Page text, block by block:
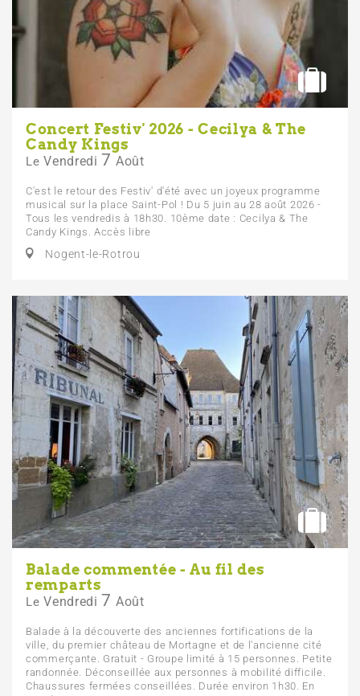
Concert Festiv' 2026 - Cecilya & The
Candy Kings
Le Vendredi 7 Août
C'est le retour des Festiv' d'été avec un joyeux programme
musical sur la place Saint-Pol ! Du 5 juin au 28 août 2026 -
Tous les vendredis à 18h30. 10ème date : Cecilya & The
Candy Kings. Accès libre
Nogent-le-Rotrou
Balade commentée - Au fil des
remparts
Le Vendredi 7 Août
Balade à la découverte des anciennes fortifications de la
ville, du premier château de Mortagne et de l'ancienne cité
commerçante. Gratuit - Groupe limité à 15 personnes. Petite
randonnée. Déconseillée aux personnes à mobilité difficile.
Chaussures fermées conseillées. Durée environ 1h30. En